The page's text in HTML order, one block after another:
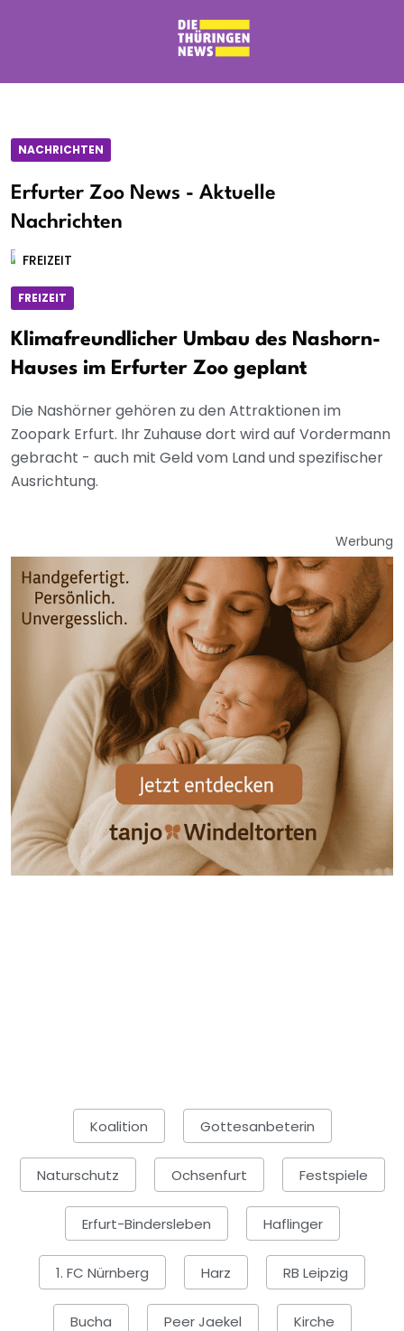
NACHRICHTEN
Erfurter Zoo News - Aktuelle
Nachrichten
FREIZEIT
FREIZEIT
Klimafreundlicher Umbau des Nashorn-
Hauses im Erfurter Zoo geplant
Die Nashörner gehören zu den Attraktionen im
Zoopark Erfurt. Ihr Zuhause dort wird auf Vordermann
gebracht - auch mit Geld vom Land und spezifischer
Ausrichtung.
Werbung
Koalition Gottesanbeterin
Naturschutz Ochsenfurt Festspiele
Erfurt-Bindersleben Haflinger
1. FC Nürnberg Harz RB Leipzig
Bucha Peer Jaekel Kirche